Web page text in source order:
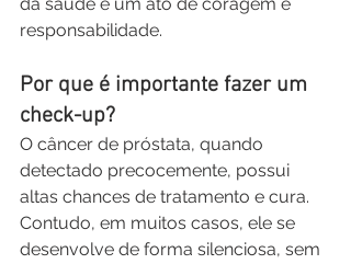
da saúde é um ato de coragem e
responsabilidade.
Por que é importante fazer um
check-up?
O câncer de próstata, quando
detectado precocemente, possui
altas chances de tratamento e cura.
Contudo, em muitos casos, ele se
desenvolve de forma silenciosa, sem